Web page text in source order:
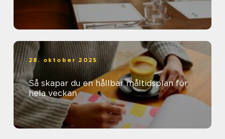
28. oktober 2025
Så skapar du en hållbar måltidsplan för
hela veckan